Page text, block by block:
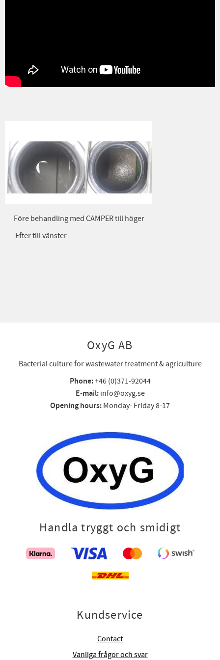
Före behandling med CAMPER till höger
Efter till vänster
OxyG AB
Bacterial culture for wastewater treatment & agriculture
Phone:+46 (0)371-92044
E-mail:info@oxyg.se
Opening hours: Monday- Friday 8-17
Handla tryggt och smidigt
Kundservice
Contact
Vanliga frågor och svar